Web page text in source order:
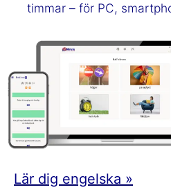
timmar – för PC,
Lär dig engelska »